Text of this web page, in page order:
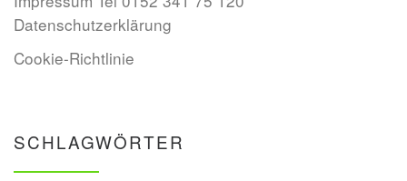
Datenschutzerklärung
Cookie-Richtlinie
SCHLAGWÖRTER